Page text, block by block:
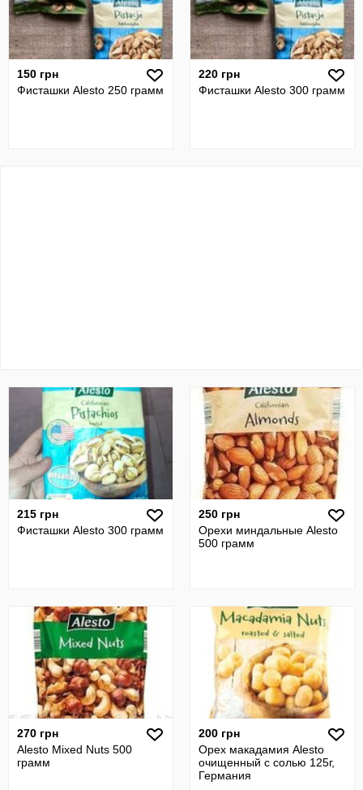
150 грн
Фисташки Alesto 250 грамм
220 грн
Фисташки Alesto 300 грамм
215 грн
Фисташки Alesto 300 грамм
250 грн
Орехи миндальные Alesto
500 грамм
270 грн
Alesto Mixed Nuts 500
грамм
200 грн
Орех макадамия Alesto
очищенный с солью 125г,
Германия